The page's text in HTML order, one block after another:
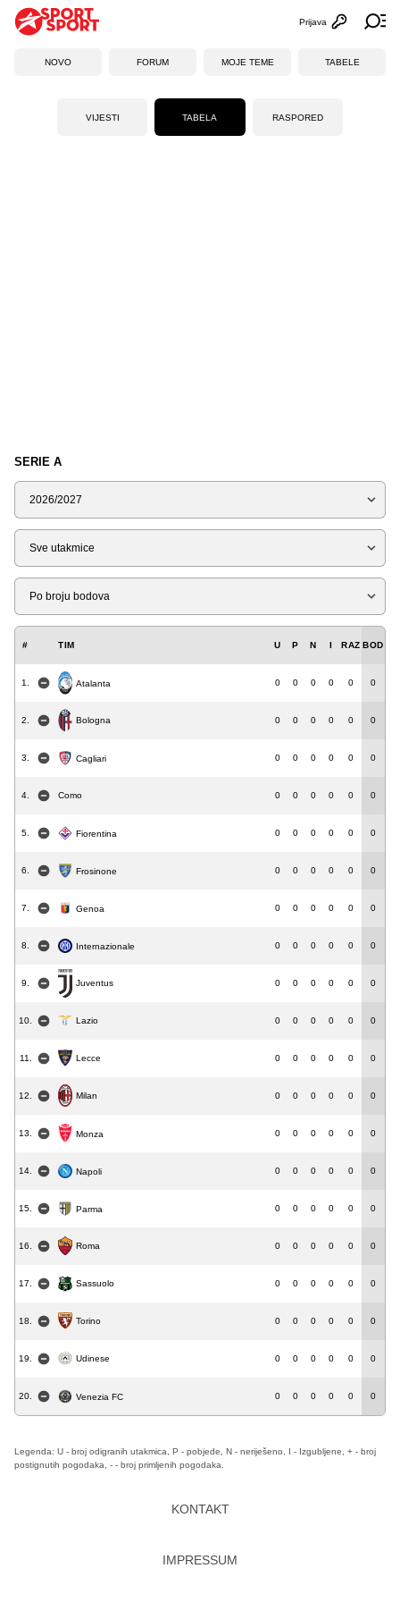
Otvori
Prijava
NOVO FORUM MOJE TEME TABELE
VIJESTI TABELA RASPORED
SERIE A
Sezona
Tip
Liga
# TIM U P N I RAZ BOD
1. Atalanta 0 0 0 0 0 0
2. Bologna 0 0 0 0 0 0
3. Cagliari 0 0 0 0 0 0
4. Como 0 0 0 0 0 0
5. Fiorentina 0 0 0 0 0 0
6. Frosinone 0 0 0 0 0 0
7. Genoa 0 0 0 0 0 0
8. Internazionale 0 0 0 0 0 0
9. Juventus 0 0 0 0 0 0
10. Lazio 0 0 0 0 0 0
11. Lecce 0 0 0 0 0 0
12. Milan 0 0 0 0 0 0
13. Monza 0 0 0 0 0 0
14. Napoli 0 0 0 0 0 0
15. Parma 0 0 0 0 0 0
16. Roma 0 0 0 0 0 0
17. Sassuolo 0 0 0 0 0 0
18. Torino 0 0 0 0 0 0
19. Udinese 0 0 0 0 0 0
20. Venezia FC 0 0 0 0 0 0
Legenda: U - broj odigranih utakmica, P - pobjede, N - neriješeno, I - Izgubljene, + - broj
postignutih pogodaka, - - broj primljenih pogodaka.
KONTAKT
IMPRESSUM